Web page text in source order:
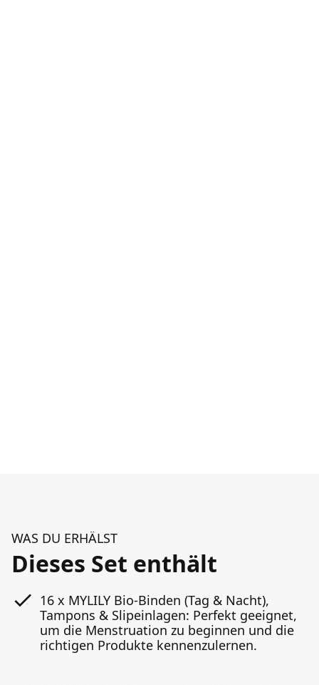
WAS DU ERHÄLST
Dieses Set enthält
16 x MYLILY Bio-Binden (Tag & Nacht),
Tampons & Slipeinlagen: Perfekt geeignet,
um die Menstruation zu beginnen und die
richtigen Produkte kennenzulernen.